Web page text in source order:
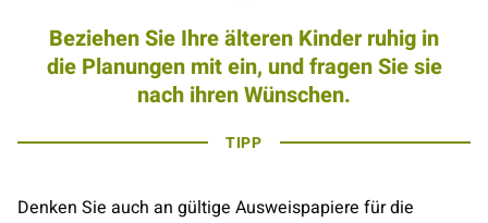
Beziehen Sie Ihre älteren Kinder ruhig in
die Planungen mit ein, und fragen Sie sie
nach ihren Wünschen.
TIPP
Denken Sie auch an gültige Ausweispapiere für die